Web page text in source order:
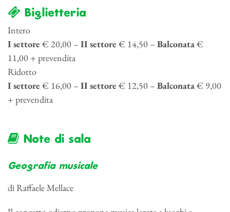
Biglietteria
Intero
I settore€ 20,00 – II settore€ 14,50 – Balconata€
11,00 + prevendita
Ridotto
I settore€ 16,00 – II settore€ 12,50 – Balconata€ 9,00
+ prevendita
Note di sala
Geografia musicale
di Raffaele Mellace